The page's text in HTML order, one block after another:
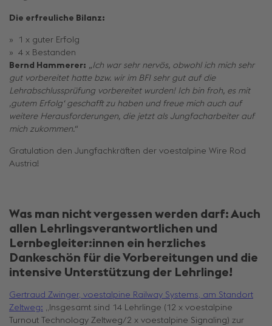
Die erfreuliche Bilanz:
1 x guter Erfolg
4 x Bestanden
Bernd Hammerer: „Ich war sehr nervös, obwohl ich mich sehr
gut vorbereitet hatte bzw. wir im BFI sehr gut auf die
Lehrabschlussprüfung vorbereitet wurden! Ich bin froh, es mit
‚gutem Erfolg‘ geschafft zu haben und freue mich auch auf
weitere Herausforderungen, die jetzt als Jungfacharbeiter auf
mich zukommen.“
Gratulation den Jungfachkräften der voestalpine Wire Rod
Austria!
Was man nicht vergessen werden darf: Auch
allen Lehrlingsverantwortlichen und
Lernbegleiter:innen ein herzliches
Dankeschön für die Vorbereitungen und die
intensive Unterstützung der Lehrlinge!
Gertraud Zwinger, voestalpine Railway Systems, am Standort
Zeltweg: „Insgesamt sind 14 Lehrlinge (12 x voestalpine
Turnout Technology Zeltweg/2 x voestalpine Signaling) zur